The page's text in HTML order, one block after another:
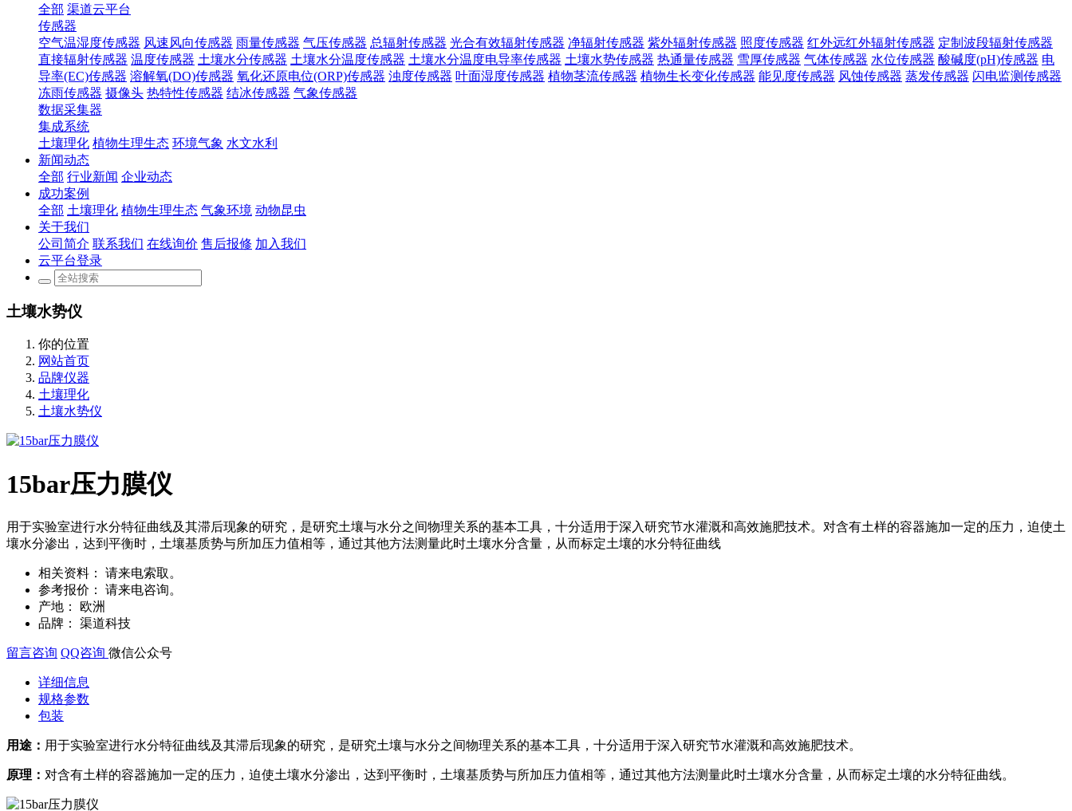
全部 渠道云平台
传感器
空气温湿度传感器 风速风向传感器 雨量传感器 气压传感器 总辐射传感器 光合有效辐射传感器 净辐射传感器 紫外辐射传感器 照度传感器 红外远红外辐射传感器 定制波段辐射传感器
直接辐射传感器 温度传感器 土壤水分传感器 土壤水分温度传感器 土壤水分温度电导率传感器 土壤水势传感器 热通量传感器 雪厚传感器 气体传感器 水位传感器 酸碱度(pH)传感器 电
导率(EC)传感器 溶解氧(DO)传感器 氧化还原电位(ORP)传感器 浊度传感器 叶面湿度传感器 植物茎流传感器 植物生长变化传感器 能见度传感器 风蚀传感器 蒸发传感器 闪电监测传感器
冻雨传感器 摄像头 热特性传感器 结冰传感器 气象传感器
数据采集器
集成系统
土壤理化 植物生理生态 环境气象 水文水利
新闻动态
全部 行业新闻 企业动态
成功案例
全部 土壤理化 植物生理生态 气象环境 动物昆虫
关于我们
公司简介 联系我们 在线询价 售后报修 加入我们
云平台登录
土壤水势仪
你的位置
网站首页
品牌仪器
土壤理化
土壤水势仪
15bar压力膜仪
用于实验室进行水分特征曲线及其滞后现象的研究，是研究土壤与水分之间物理关系的基本工具，十分适用于深入研究节水灌溉和高效施肥技术。对含有土样的容器施加一定的压力，迫使土
壤水分渗出，达到平衡时，土壤基质势与所加压力值相等，通过其他方法测量此时土壤水分含量，从而标定土壤的水分特征曲线
相关资料：
请来电索取。
参考报价：
请来电咨询。
产地：
欧洲
品牌：
渠道科技
留言咨询 QQ咨询 微信公众号
详细信息
规格参数
包装
用途： 用于实验室进行水分特征曲线及其滞后现象的研究，是研究土壤与水分之间物理关系的基本工具，十分适用于深入研究节水灌溉和高效施肥技术。
原理： 对含有土样的容器施加一定的压力，迫使土壤水分渗出，达到平衡时，土壤基质势与所加压力值相等，通过其他方法测量此时土壤水分含量，从而标定土壤的水分特征曲线。